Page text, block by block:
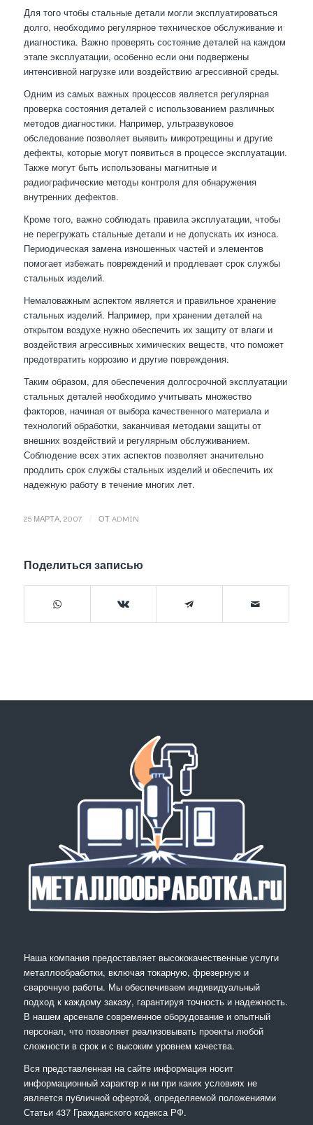
Для того чтобы стальные детали могли эксплуатироваться
долго, необходимо регулярное техническое обслуживание и
диагностика. Важно проверять состояние деталей на каждом
этапе эксплуатации, особенно если они подвержены
интенсивной нагрузке или воздействию агрессивной среды.
Одним из самых важных процессов является регулярная
проверка состояния деталей с использованием различных
методов диагностики. Например, ультразвуковое
обследование позволяет выявить микротрещины и другие
дефекты, которые могут появиться в процессе эксплуатации.
Также могут быть использованы магнитные и
радиографические методы контроля для обнаружения
внутренних дефектов.
Кроме того, важно соблюдать правила эксплуатации, чтобы
не перегружать стальные детали и не допускать их износа.
Периодическая замена изношенных частей и элементов
помогает избежать повреждений и продлевает срок службы
стальных изделий.
Немаловажным аспектом является и правильное хранение
стальных изделий. Например, при хранении деталей на
открытом воздухе нужно обеспечить их защиту от влаги и
воздействия агрессивных химических веществ, что поможет
предотвратить коррозию и другие повреждения.
Таким образом, для обеспечения долгосрочной эксплуатации
стальных деталей необходимо учитывать множество
факторов, начиная от выбора качественного материала и
технологий обработки, заканчивая методами защиты от
внешних воздействий и регулярным обслуживанием.
Соблюдение всех этих аспектов позволяет значительно
продлить срок службы стальных изделий и обеспечить их
надежную работу в течение многих лет.
25 МАРТА, 2007 ОТ ADMIN
Поделиться записью
Наша компания предоставляет высококачественные услуги
металлообработки, включая токарную, фрезерную и
сварочную работы. Мы обеспечиваем индивидуальный
подход к каждому заказу, гарантируя точность и надежность.
В нашем арсенале современное оборудование и опытный
персонал, что позволяет реализовывать проекты любой
сложности в срок и с высоким уровнем качества.
Вся представленная на сайте информация носит
информационный характер и ни при каких условиях не
является публичной офертой, определяемой положениями
Статьи 437 Гражданского кодекса РФ.